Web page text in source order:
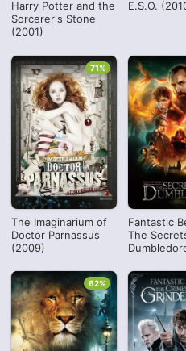
Harry Potter and the
Sorcerer's Stone
(2001)
E.S.O.
The Imaginarium of
Doctor Parnassus
(2009)
71%
Fantastic
The
62%